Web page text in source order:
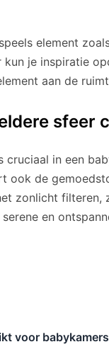
element
kun je inspiratie
aan de
sfeer
in een
ook de
zonlicht filteren,
en
voor